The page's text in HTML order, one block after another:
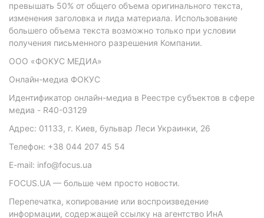
превышать 50% от общего объема оригинального текста,
изменения заголовка и лида материала. Использование
большего объема текста возможно только при условии
получения письменного разрешения Компании.
ООО «ФОКУС МЕДИА»
Онлайн-медиа ФОКУС
Идентификатор онлайн-медиа в Реестре субъектов в сфере
медиа - R40-03129
Адрес: 01133, г. Киев, бульвар Леси Украинки, 26
Телефон: +38 044 207 45 54
E-mail: info@focus.ua
FOCUS.UA — больше чем просто новости.
Перепечатка, копирование или воспроизведение
информации, содержащей ссылку на агентство ИнА